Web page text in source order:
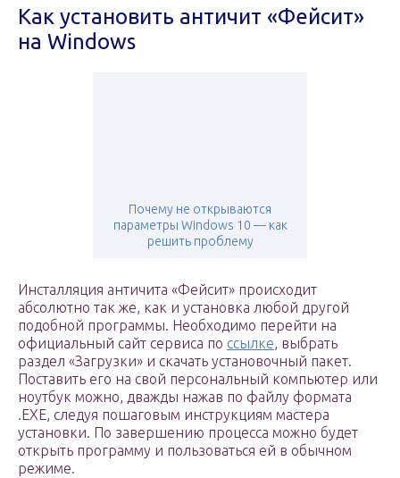
Как установить античит «Фейсит»
на Windows
Почему не открываются
параметры Windows 10 — как
решить проблему
Инсталляция античита «Фейсит» происходит
абсолютно так же, как и установка любой другой
подобной программы. Необходимо перейти на
официальный сайт сервиса по ссылке, выбрать
раздел «Загрузки» и скачать установочный пакет.
Поставить его на свой персональный компьютер или
ноутбук можно, дважды нажав по файлу формата
.ЕХЕ, следуя пошаговым инструкциям мастера
установки. По завершению процесса можно будет
открыть программу и пользоваться ей в обычном
режиме.